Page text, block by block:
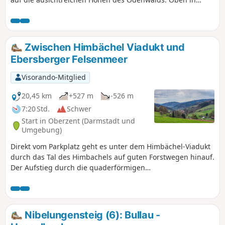
Südrichtung und teilt die abfließenden Wasser in Richtung
Main und Neckar auf.
Zwischen Himbächel Viadukt und
Ebersberger Felsenmeer
Visorando-Mitglied
20,45 km
+527 m
-526 m
7:20 Std.
Schwer
Start in Oberzent (Darmstadt und
Umgebung)
Direkt vom Parkplatz geht es unter dem Himbächel-Viadukt
durch das Tal des Himbachels auf guten Forstwegen hinauf.
Der Aufstieg durch die quaderförmigen
Felsenmeer, bringt dann nochmals etwas Abwechslung in
den Wandertag. Vom Felsenmeer aus führt die Wanderung
bis zum Wendepunkt wieder nach unten und steigt direkt
danach, vorbei an Obstwiesen, wieder in den Wald hinein,
Nibelungensteig (6): Bullau -